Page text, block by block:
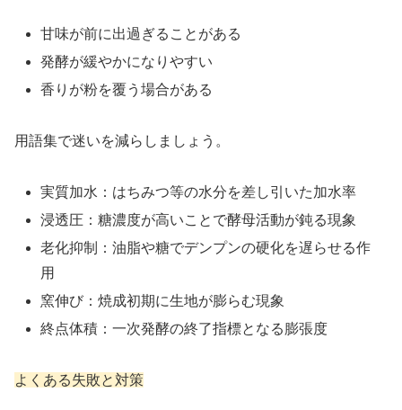
甘味が前に出過ぎることがある
発酵が緩やかになりやすい
香りが粉を覆う場合がある
用語集で迷いを減らしましょう。
実質加水：はちみつ等の水分を差し引いた加水率
浸透圧：糖濃度が高いことで酵母活動が鈍る現象
老化抑制：油脂や糖でデンプンの硬化を遅らせる作
用
窯伸び：焼成初期に生地が膨らむ現象
終点体積：一次発酵の終了指標となる膨張度
よくある失敗と対策